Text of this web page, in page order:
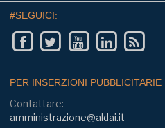
#SEGUICI:
PER INSERZIONI PUBBLICITARIE
Contattare:
amministrazione@aldai.it